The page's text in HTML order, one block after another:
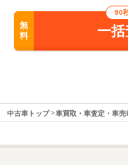
無
料
90
一
中古車トップ 車買取・車査定・車売